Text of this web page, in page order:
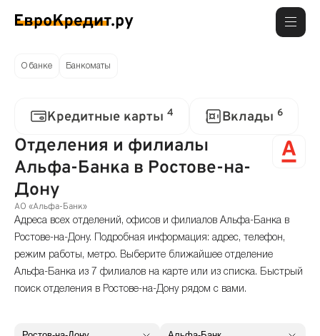
О банке Банкоматы
Кредитные карты 4 Вклады 6
Отделения и филиалы
Альфа-Банка в Ростове-на-
Дону
АО «Альфа-Банк»
Адреса всех отделений, офисов и филиалов Альфа-Банка в
Ростове-на-Дону. Подробная информация: адрес, телефон,
режим работы, метро. Выберите ближайшее отделение
Альфа-Банка из 7 филиалов на карте или из списка. Быстрый
поиск отделения в Ростове-на-Дону рядом с вами.